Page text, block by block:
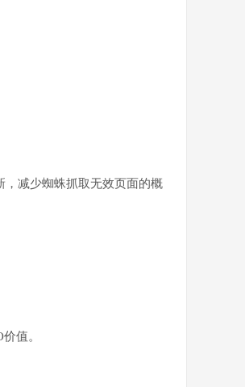
，减少蜘蛛抓取无效页面的概
值。